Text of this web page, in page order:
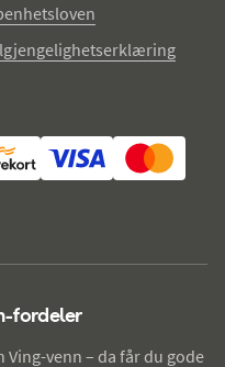
fordeler
Ving-venn – da får du gode